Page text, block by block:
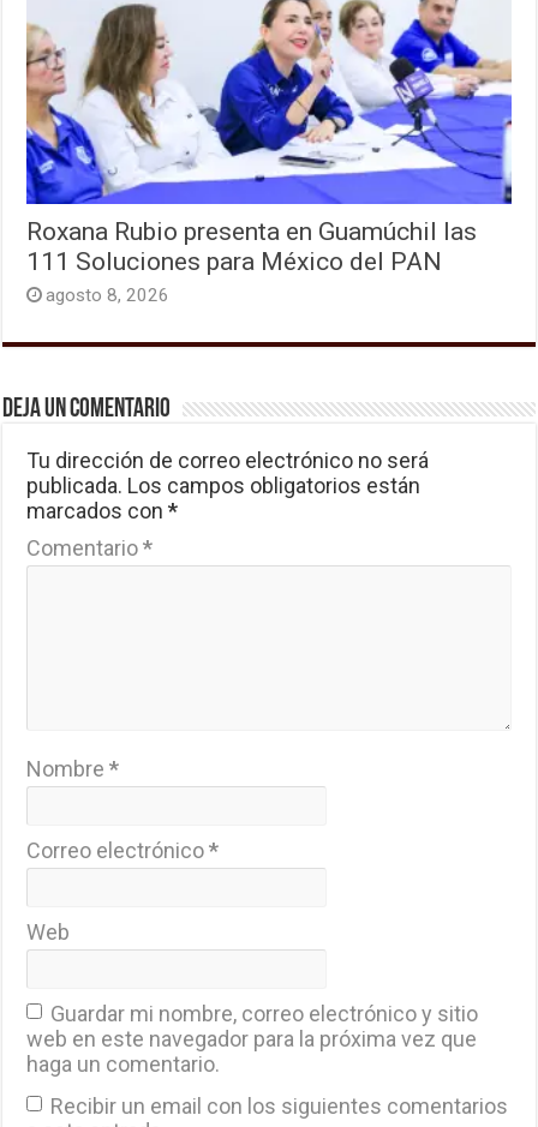
Roxana Rubio presenta en Guamúchil las
111 Soluciones para México del PAN
agosto 8, 2026
Deja un comentario
Tu dirección de correo electrónico no será
publicada. Los campos obligatorios están
marcados con*
Comentario*
Nombre*
Correo electrónico*
Web
Guardar mi nombre, correo electrónico y sitio
web en este navegador para la próxima vez que
haga un comentario.
Recibir un email con los siguientes comentarios